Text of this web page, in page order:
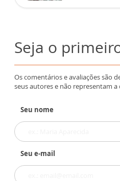
Seja o
Os comentários e avaliações são
seus autores e não representam
Seu nome
Seu e-mail